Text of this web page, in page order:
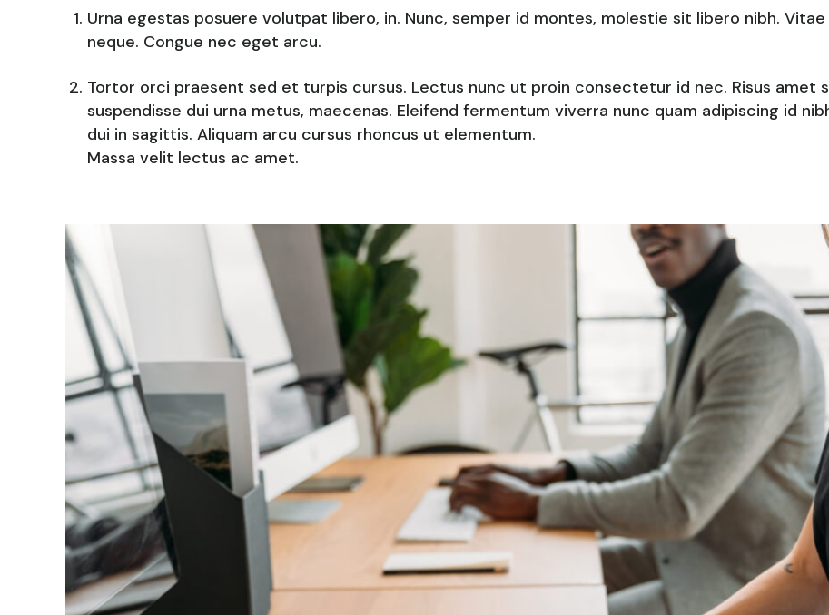
Urna egestas posuere volutpat libero, in. Nunc, semper id montes, molestie sit libero nibh.
neque. Congue nec eget arcu.
Tortor orci praesent sed et turpis cursus. Lectus nunc ut proin consectetur id nec. Risus amet
suspendisse dui urna metus, maecenas. Eleifend fermentum viverra nunc quam adipiscing id
dui in sagittis. Aliquam arcu cursus rhoncus ut elementum.
Massa velit lectus ac amet.